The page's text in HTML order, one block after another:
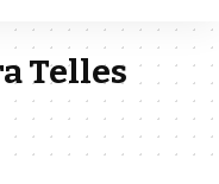
Telles